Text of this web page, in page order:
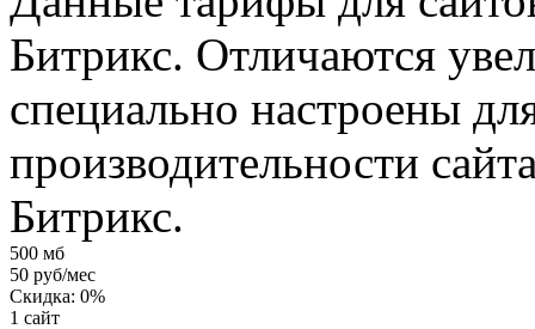
Битрикс. Отличаются
специально настроены
производительности
Битрикс.
500 мб
50 руб/мес
Скидка: 0%
1 сайт